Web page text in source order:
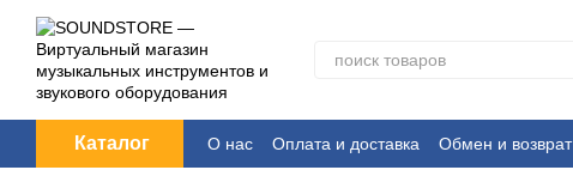
Перейти к основному контенту
Каталог О нас Оплата и доставка Обмен и возврат